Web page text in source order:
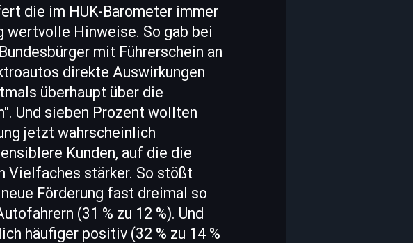
die im HUK-Barometer immer
wertvolle Hinweise. So gab bei
mit Führerschein an
direkte Auswirkungen
überhaupt über die
Und sieben Prozent wollten
jetzt wahrscheinlich
Kunden, auf die die
Vielfaches stärker. So stößt
Förderung fast dreimal so
(31 % zu 12 %). Und
häufiger positiv (32 % zu 14 %